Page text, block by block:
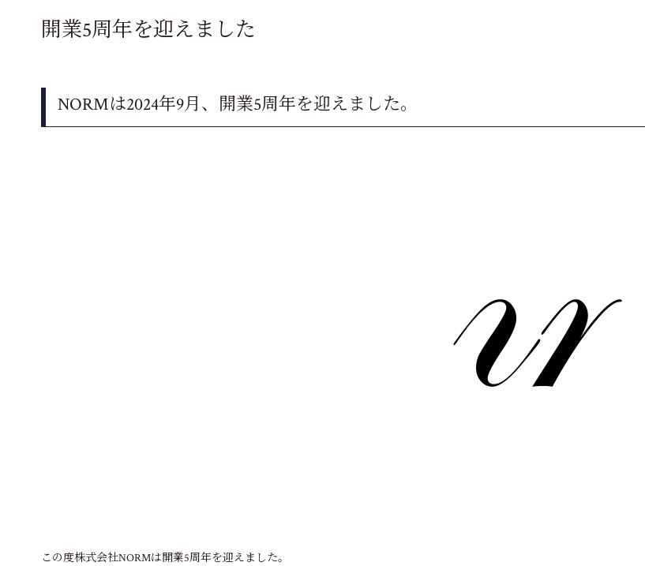
開業5周年を迎えました
NORMは2024年9月、開業5周年を迎えました。
この度株式会社NORMは開業5周年を迎えました。